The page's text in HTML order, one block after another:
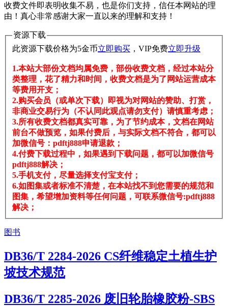
收费文件即表明收集不易，也是你们支持，信任本网站的理
由！真心非常感谢大家一直以来的理解和支持！
资源下载
此资源下载价格为5金币立即购买 ，VIP免费立即升级
1.本站大部份文档均属免费，部份收费文档，经过本站分
类整理，花了精力和时间，收费文档是为了网站运营成本
等费用开支；
2.购买会员（或单次下载）即视为对网站的赞助、打赏，
非商业交易行为（不认同此观点请勿支付）请慎重考虑；
3.所有收费文档都真实可靠，为了节约成本，文档在网站
前台不做预览，如果付费后，与实际文档不符合，都可以
加微信号：pdftj888申请退款；
4.付费下载过程中，如果遇到下载问题，都可以加微信号
pdftj888解决；
5.手机支付，尽量选择支付宝支付；
6.如图集或者标准不清楚，在本站找不到您需要的规范和
图集，希望增加资料等任何问题，可联系微信号:pdftj888
解决；
图书
DB36/T 2284-2026 CS纤维稳定土植生护
坡技术规范
DB36/T 2285-2026 废旧轮胎橡胶粉-SBS